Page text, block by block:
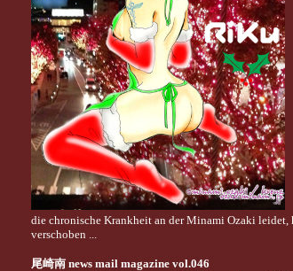
die chronische Krankheit an der Minami Ozaki leidet,
verschoben ...
尾崎南 news mail magazine vol.046